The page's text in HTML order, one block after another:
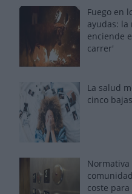
Fuego en
ayudas:
enciende
carrer'
La salud
cinco
Normativa
coste